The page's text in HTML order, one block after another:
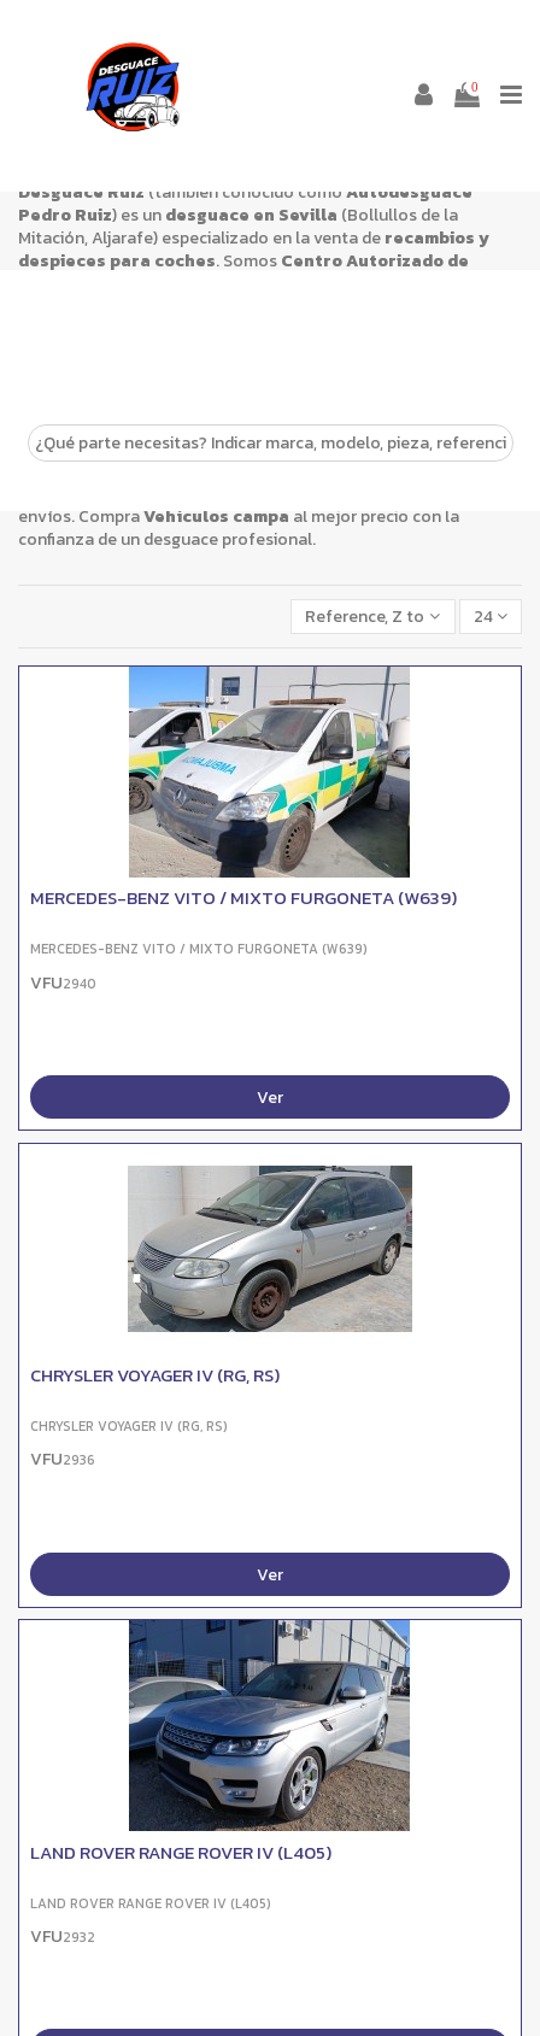
0
VEHÍCULOS CAMPA
Desguace Ruiz (también conocido comoAutodesguace
Pedro Ruiz) es undesguace en Sevilla (Bollullos de la
Mitación, Aljarafe) especializado en la venta derecambios y
despieces para coches. SomosCentro Autorizado de
asesorarte antes de la compra.
envíos. CompraVehículos campa al mejor precio con la
confianza de un desguace profesional.
Reference, Z to A 24
MERCEDES-BENZ VITO / MIXTO FURGONETA (W639)
MERCEDES-BENZ VITO / MIXTO FURGONETA (W639)
VFU2940
Ver
CHRYSLER VOYAGER IV (RG, RS)
CHRYSLER VOYAGER IV (RG, RS)
VFU2936
Ver
LAND ROVER RANGE ROVER IV (L405)
LAND ROVER RANGE ROVER IV (L405)
VFU2932